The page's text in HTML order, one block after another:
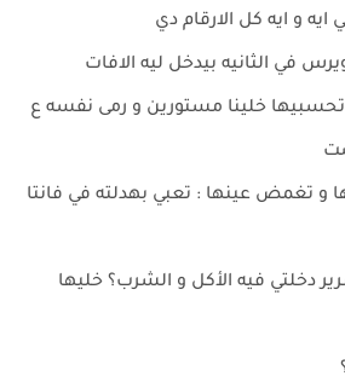
و ايه كل الارقام دي
في الثانيه بيدخل ليه الافات
خلينا مستورين و رمى نفسه ع
و تغمض عينها : تعبي بهدلته في فانتا
دخلتي فيه الأكل و الشرب؟ خليها